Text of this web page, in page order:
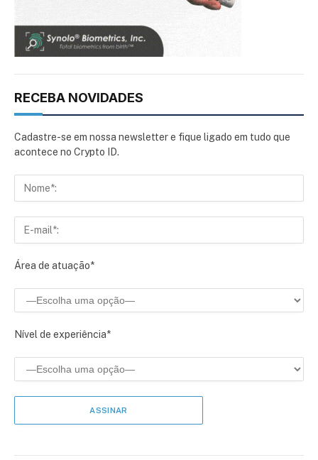
RECEBA NOVIDADES
Cadastre-se em nossa newsletter e fique ligado em tudo que
acontece no Crypto ID.
Área de atuação*
Nível de experiência*